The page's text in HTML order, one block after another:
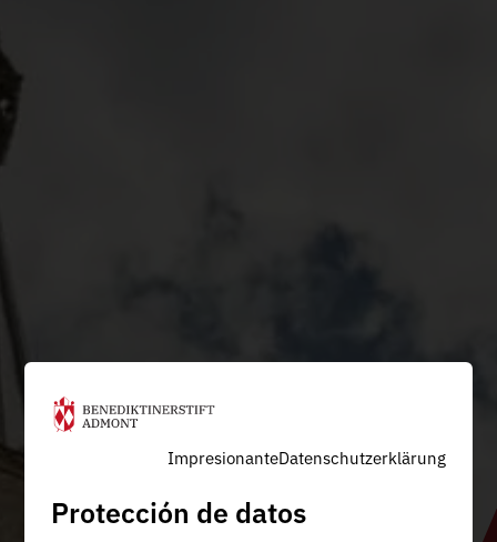
ImpresionanteDatenschutzerklärung
Protección de datos